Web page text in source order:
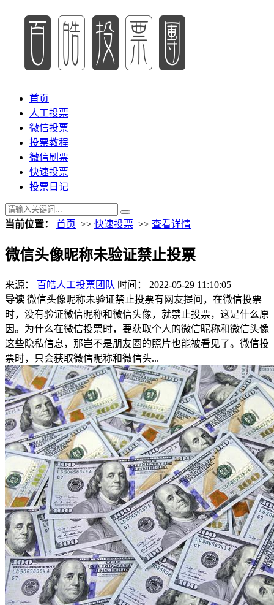
首页
人工投票
微信投票
投票教程
微信刷票
快速投票
投票日记
当前位置： 首页 >> 快速投票 >> 查看详情
微信头像昵称未验证禁止投票
来源： 百皓人工投票团队 时间： 2022-05-29 11:10:05
导读 微信头像昵称未验证禁止投票有网友提问，在微信投票
时，没有验证微信昵称和微信头像，就禁止投票，这是什么原
因。为什么在微信投票时，要获取个人的微信昵称和微信头像
这些隐私信息，那岂不是朋友圈的照片也能被看见了。微信投
票时，只会获取微信昵称和微信头...